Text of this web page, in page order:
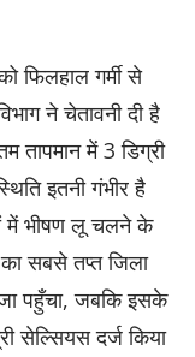
फिलहाल गर्मी से
ने चेतावनी दी है
में 3 डिग्री
इतनी गंभीर है
में भीषण लू चलने के
सबसे तप्त जिला
पहुँचा, जबकि इसके
सेल्सियस दर्ज किया